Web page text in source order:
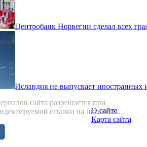
Центробанк Норвегии сделал всех
Исландия не выпускает иностранных
сайта разрешается при
ссылки на источник.
О сайте
Карта сайта